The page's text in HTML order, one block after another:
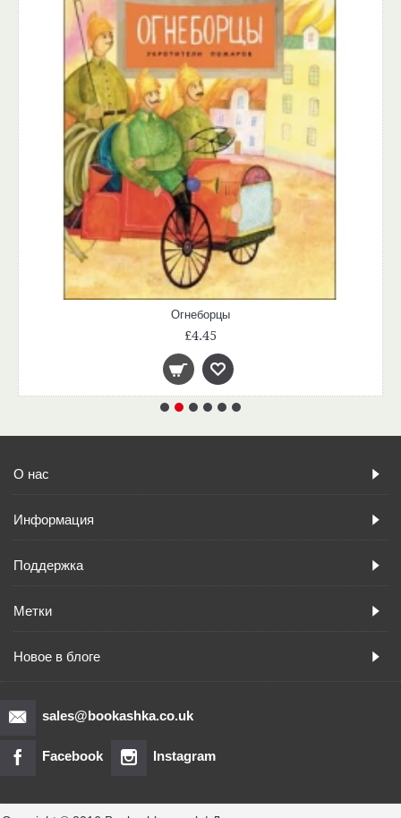
Огнеборцы
£4.45
О нас
Информация
Поддержка
Метки
Новое в блоге
sales@bookashka.co.uk
Facebook Instagram